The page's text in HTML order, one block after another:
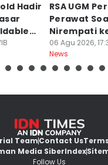
Hadir
RSA UGM
Perawat
Nirempati
06 Agu 2026,
News
TeamContact Us
Media SiberIndex
Follow Us